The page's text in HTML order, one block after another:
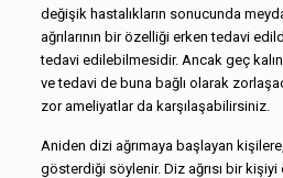
değişik hastalıkların sonucunda
ağrılarının bir özelliği erken tedavi
tedavi edilebilmesidir. Ancak geç
ve tedavi de buna bağlı olarak
zor ameliyatlar da karşılaşabilirsiniz.
Aniden dizi ağrımaya başlayan
gösterdiği söylenir. Diz ağrısı bir